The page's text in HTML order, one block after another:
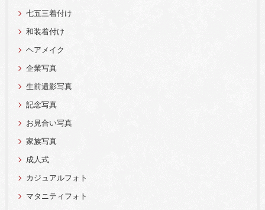
七五三着付け
和装着付け
ヘアメイク
企業写真
生前遺影写真
記念写真
お見合い写真
家族写真
成人式
カジュアルフォト
マタニティフォト